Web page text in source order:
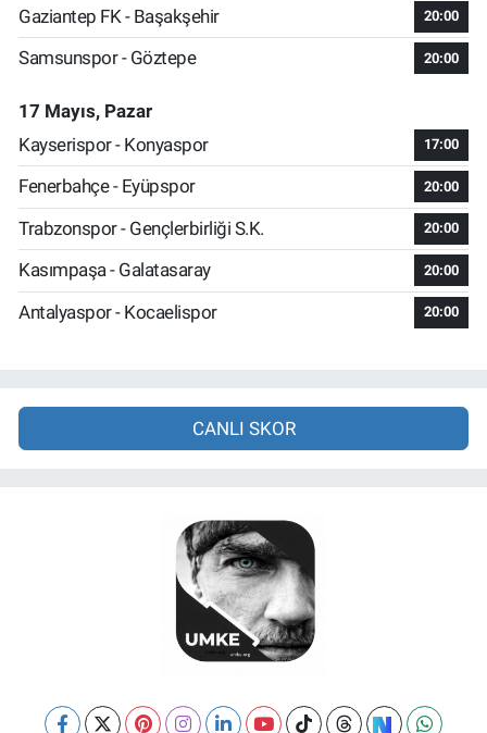
Gaziantep FK - Başakşehir 20:00
Samsunspor - Göztepe 20:00
17 Mayıs, Pazar
Kayserispor - Konyaspor
17:00
Fenerbahçe - Eyüpspor 20:00
Trabzonspor - Gençlerbirliği S.K. 20:00
Kasımpaşa - Galatasaray 20:00
Antalyaspor - Kocaelispor 20:00
CANLI SKOR